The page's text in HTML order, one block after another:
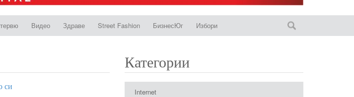
Видео Здраве Street Fashion БизнесЮг Избори
си
Категории
Internet